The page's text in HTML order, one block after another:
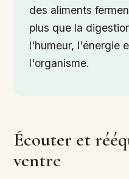
des aliments
plus que la
l'humeur, l'énergie
l'organisme.
Écouter et
ventre